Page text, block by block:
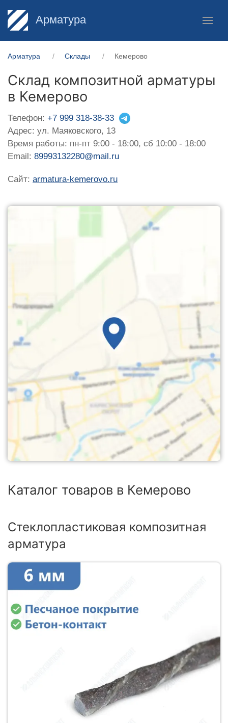
Арматура
Арматура Склады Кемерово
Склад композитной арматуры
в Кемерово
Телефон: +7 999 318-38-33
Адрес: ул. Маяковского, 13
Время работы: пн-пт 9:00 - 18:00, сб 10:00 - 18:00
Email: 89993132280@mail.ru
Сайт: armatura-kemerovo.ru
Каталог товаров в Кемерово
Стеклопластиковая композитная
арматура